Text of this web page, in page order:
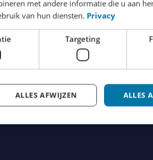
met andere informatie die u aan
van hun diensten. Privacy
Targeting
ALLES
ALLES AFWIJZEN